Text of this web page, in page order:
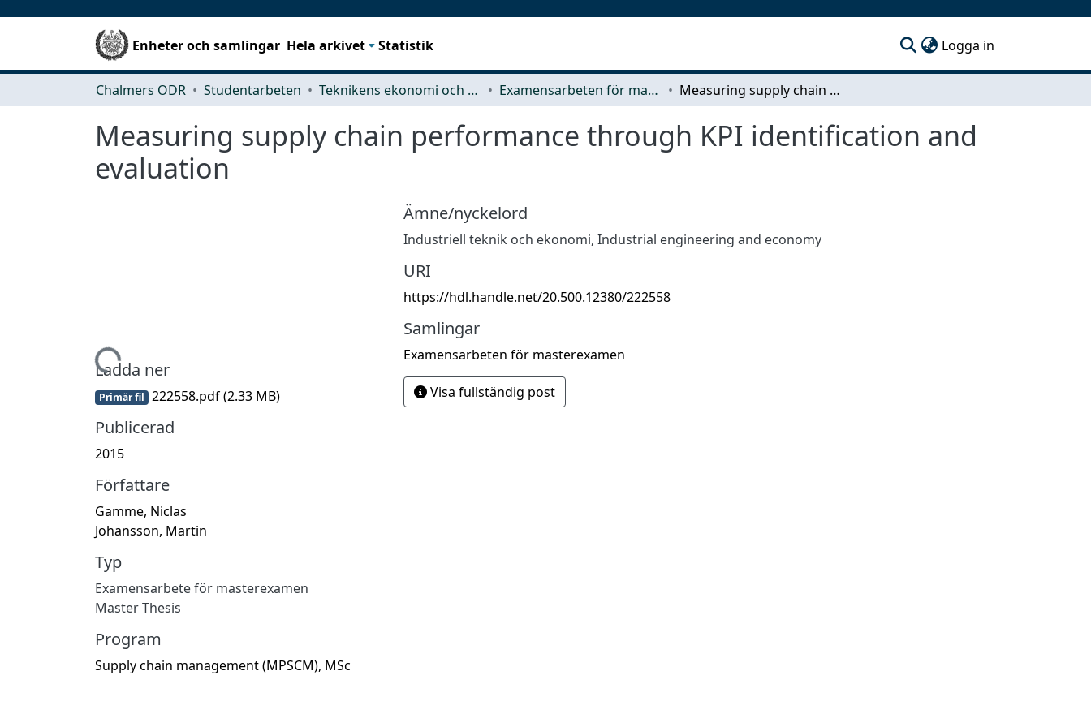
Enheter och samlingar Hela arkivet Statistik Logga in
Chalmers ODR Studentarbeten Teknikens ekonomi och organisation Examensarbeten för masterexamen Measuring supply chain performance through KPI identification and evaluation
Measuring supply chain performance through KPI identification and
evaluation
Hämtar...
Ladda ner
Primär fil 222558.pdf(2.33 MB)
Publicerad
2015
Författare
Gamme, Niclas
Johansson, Martin
Typ
Examensarbete för masterexamen
Master Thesis
Program
Supply chain management (MPSCM), MSc
Ämne/nyckelord
Industriell teknik och ekonomi, Industrial engineering and economy
URI
https://hdl.handle.net/20.500.12380/222558
Samlingar
Examensarbeten för masterexamen
Visa fullständig post